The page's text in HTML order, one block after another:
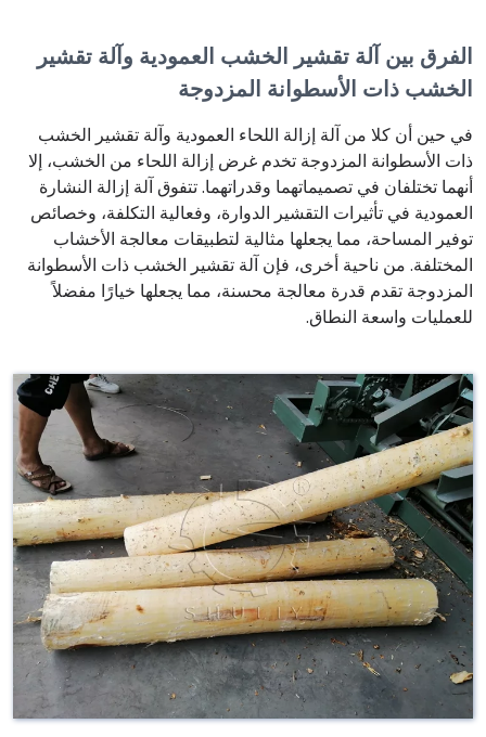
الفرق بين آلة تقشير الخشب العمودية وآلة تقشير
الخشب ذات الأسطوانة المزدوجة
في حين أن كلا من آلة إزالة اللحاء العمودية وآلة تقشير الخشب
ذات الأسطوانة المزدوجة تخدم غرض إزالة اللحاء من الخشب، إلا
أنهما تختلفان في تصميماتهما وقدراتهما. تتفوق آلة إزالة النشارة
العمودية في تأثيرات التقشير الدوارة، وفعالية التكلفة، وخصائص
توفير المساحة، مما يجعلها مثالية لتطبيقات معالجة الأخشاب
المختلفة. من ناحية أخرى، فإن آلة تقشير الخشب ذات الأسطوانة
المزدوجة تقدم قدرة معالجة محسنة، مما يجعلها خيارًا مفضلاً
للعمليات واسعة النطاق.